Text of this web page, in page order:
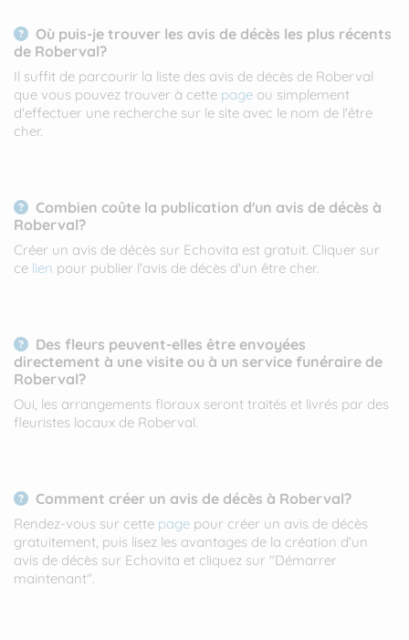
Où puis-je trouver les avis de décès les plus récents
de Roberval?
Il suffit de parcourir la liste des avis de décès de Roberval
que vous pouvez trouver à cette page ou simplement
d'effectuer une recherche sur le site avec le nom de l'être
cher.
Combien coûte la publication d'un avis de décès à
Roberval?
Créer un avis de décès sur Echovita est gratuit. Cliquer sur
ce lien pour publier l'avis de décès d'un être cher.
Des fleurs peuvent-elles être envoyées
directement à une visite ou à un service funéraire de
Roberval?
Oui, les arrangements floraux seront traités et livrés par des
fleuristes locaux de Roberval.
Comment créer un avis de décès à Roberval?
Rendez-vous sur cette page pour créer un avis de décès
gratuitement, puis lisez les avantages de la création d'un
avis de décès sur Echovita et cliquez sur "Démarrer
maintenant".